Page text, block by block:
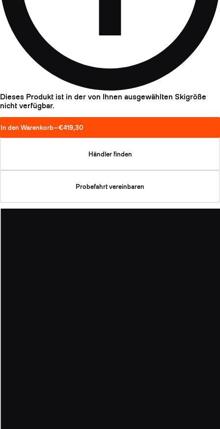
Dieses Produkt ist in der von Ihnen ausgewählten Skigröße
nicht verfügbar.
In den Warenkorb—€419,30
Händler finden
Probefahrt vereinbaren